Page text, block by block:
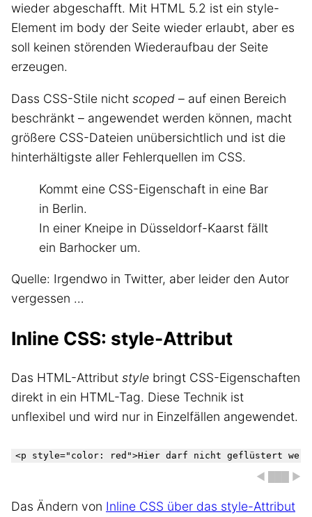
wieder abgeschafft. Mit HTML 5.2 ist ein style-
Element im body der Seite wieder erlaubt, aber es
soll keinen störenden Wiederaufbau der Seite
erzeugen.
Dass CSS-Stile nicht scoped – auf einen Bereich
beschränkt – angewendet werden können, macht
größere CSS-Dateien unübersichtlich und ist die
hinterhältigste aller Fehlerquellen im CSS.
Kommt eine CSS-Eigenschaft in eine Bar
in Berlin.
In einer Kneipe in Düsseldorf-Kaarst fällt
ein Barhocker um.
Quelle: Irgendwo in Twitter, aber leider den Autor
vergessen …
Inline CSS: style-Attribut
Das HTML-Attribut style bringt CSS-Eigenschaften
direkt in ein HTML-Tag. Diese Technik ist
unflexibel und wird nur in Einzelfällen angewendet.
◀ ███ ▶
Das Ändern von Inline CSS über das style-Attribut